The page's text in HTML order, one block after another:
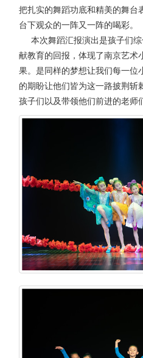
把扎实的舞蹈功底和精美的舞台
台下观众的一阵又一阵的喝彩。
本次舞蹈汇报演出是孩子们综
献教育的回报，体现了南京艺术
果。是同样的梦想让我们每一位
的期盼让他们皆为这一路披荆斩
孩子们以及带领他们前进的老师